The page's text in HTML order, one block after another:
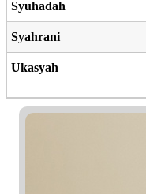
Syuhadah
Syahrani
Ukasyah